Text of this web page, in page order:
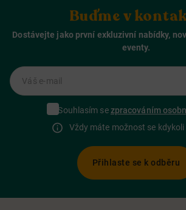
Buďme v
Dostávejte jako první exkluzivní nabídky,
eventy.
Váš e-mail
Souhlasím sezpracováním
Vždy máte možnost se
Přihlaste se k odběru